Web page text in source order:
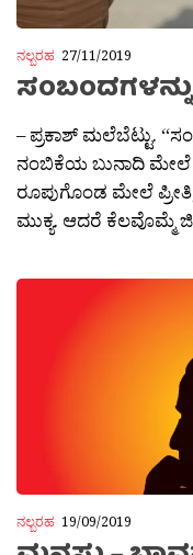
ನಲ್ಬರಹ 27/11/2019
– ಪ್ರಕಾಶ್‌ ಮಲೆಬೆಟ್ಟು.
ನಂಬಿಕೆಯ ಬುನಾದಿ ಮೇಲೆ
ರೂಪುಗೊಂಡ ಮೇಲೆ
ಮುಕ್ಯ. ಆದರೆ ಕೆಲವೊಮ್ಮೆ
ನಲ್ಬರಹ 19/09/2019